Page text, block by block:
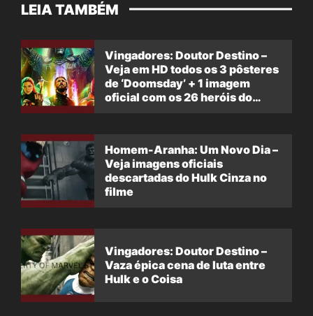
LEIA TAMBÉM
Vingadores: Doutor Destino –
Veja em HD todos os 3 pôsteres
de ‘Doomsday’ + 1 imagem
oficial com os 26 heróis do
Homem-Aranha: Um Novo Dia –
Veja imagens oficiais
descartadas do Hulk Cinza no
filme
Vingadores: Doutor Destino –
Vaza épica cena de luta entre
Hulk e o Coisa